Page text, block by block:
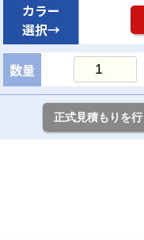
カラー
選択→
数量